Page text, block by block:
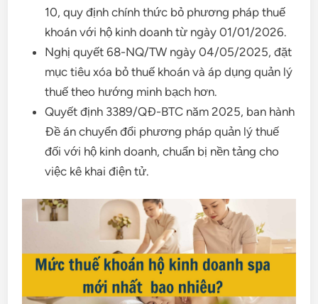
10, quy định chính thức bỏ phương pháp thuế
khoán với hộ kinh doanh từ ngày 01/01/2026.
Nghị quyết 68-NQ/TW ngày 04/05/2025, đặt
mục tiêu xóa bỏ thuế khoán và áp dụng quản lý
thuế theo hướng minh bạch hơn.
Quyết định 3389/QĐ-BTC năm 2025, ban hành
Đề án chuyển đổi phương pháp quản lý thuế
đối với hộ kinh doanh, chuẩn bị nền tảng cho
việc kê khai điện tử.